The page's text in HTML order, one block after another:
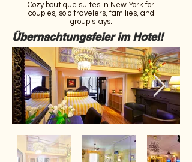
Cozy boutique suites in New York for
couples, solo travelers, families, and
group stays.
Übernachtungsfeier im Hotel!